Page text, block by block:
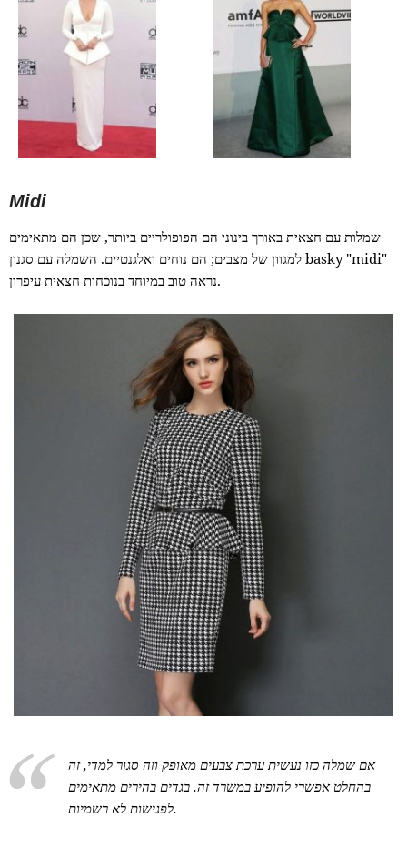
Midi
שמלות עם חצאית באורך בינוני הם הפופולריים ביותר, שכן הם מתאימים
למגוון של מצבים; הם נוחים ואלגנטיים. השמלה עם סגנון basky "midi"
נראה טוב במיוחד בנוכחות חצאית עיפרון.
אם שמלה כזו נעשית ערכת צבעים מאופק וזה סגור למדי, זה
בהחלט אפשרי להופיע במשרד זה. בגדים בהירים מתאימים
לפגישות לא רשמיות.